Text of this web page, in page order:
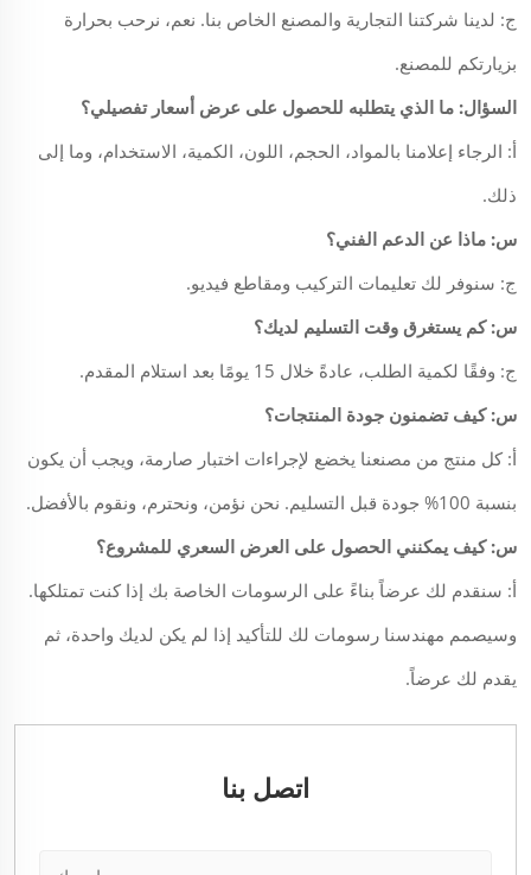
ج: لدينا شركتنا التجارية والمصنع الخاص بنا. نعم، نرحب بحرارة
بزيارتكم للمصنع.
السؤال: ما الذي يتطلبه للحصول على عرض أسعار تفصيلي؟
أ: الرجاء إعلامنا بالمواد، الحجم، اللون، الكمية، الاستخدام، وما إلى
ذلك.
س: ماذا عن الدعم الفني؟
ج: سنوفر لك تعليمات التركيب ومقاطع فيديو.
س: كم يستغرق وقت التسليم لديك؟
ج: وفقًا لكمية الطلب، عادةً خلال 15 يومًا بعد استلام المقدم.
س: كيف تضمنون جودة المنتجات؟
أ: كل منتج من مصنعنا يخضع لإجراءات اختبار صارمة، ويجب أن يكون
بنسبة 100% جودة قبل التسليم. نحن نؤمن، ونحترم، ونقوم بالأفضل.
س: كيف يمكنني الحصول على العرض السعري للمشروع؟
أ: سنقدم لك عرضاً بناءً على الرسومات الخاصة بك إذا كنت تمتلكها.
وسيصمم مهندسنا رسومات لك للتأكيد إذا لم يكن لديك واحدة، ثم
يقدم لك عرضاً.
اتصل بنا